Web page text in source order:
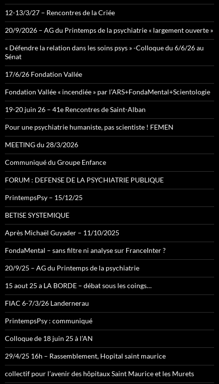
12-13/3/27 – Rencontres de la Criée
20/9/2026 – AG du Printemps de la psychiatrie « largement ouverte »
« Défendre la relation dans les soins psys » -Colloque du 6/6/26 au
Sénat
17/6/26 Fondation Vallée
Fondation Vallée « incendiée » par l’ARS+FondaMental+Scientologie
19-20 juin 26 – 41e Rencontres de Saint-Alban
Pour une psychiatrie humaniste, pas scientiste ! FEMEN
MEETING du 28/3/2026
Communiqué du Groupe Enfance
FORUM : DEFENSE DE LA PSYCHIATRIE PUBLIQUE
PrintempsPsy – 15/12/25
BETISE SYSTEMIQUE
Après Michaël Guyader – 11/10/2025
FondaMental – sans filtre ni analyse sur FranceInter ?
20/9/25 – AG du Printemps de la psychiatrie
15 aout 25 a LA BORDE – débat sous les coings…
FIAC 6-7/3/26 Landernerau
PrintempsPsy : communiqué
Colloque de 18 juin 25 à l’AN
29/4/25 16h – Rassemblement, Hopital saint maurice
collectif pour l’avenir des hôpitaux Saint Maurice et les Murets